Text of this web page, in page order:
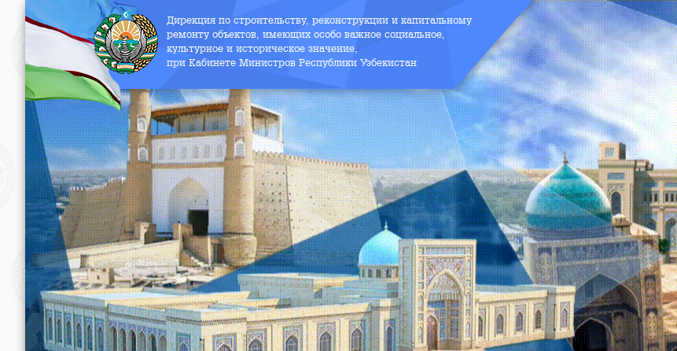
Дирекция по строительству, реконструкции и капитальному
ремонту объектов, имеющих особо важное социальное,
культурное и историческое значение,
при Кабинете Министров Республики Узбекистан